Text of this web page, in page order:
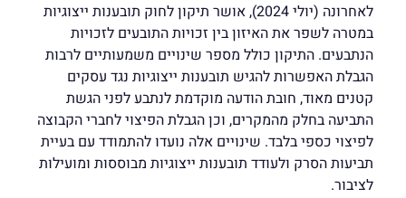
לאחרונה (יולי 2024), אושר תיקון לחוק תובענות ייצוגיות
במטרה לשפר את האיזון בין זכויות התובעים לזכויות
הנתבעים. התיקון כולל מספר שינויים משמעותיים לרבות
הגבלת האפשרות להגיש תובענות ייצוגיות נגד עסקים
קטנים מאוד, חובת הודעה מוקדמת לנתבע לפני הגשת
התביעה בחלק מהמקרים, וכן הגבלת הפיצוי לחברי הקבוצה
לפיצוי כספי בלבד. שינויים אלה נועדו להתמודד עם בעיית
תביעות הסרק ולעודד תובענות ייצוגיות מבוססות ומועילות
לציבור.